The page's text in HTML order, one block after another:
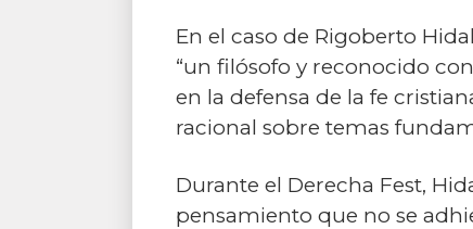
En el caso de Rigoberto
“un filósofo y reconocido
en la defensa de la fe
racional sobre temas
Durante el Derecha Fest,
pensamiento que no se